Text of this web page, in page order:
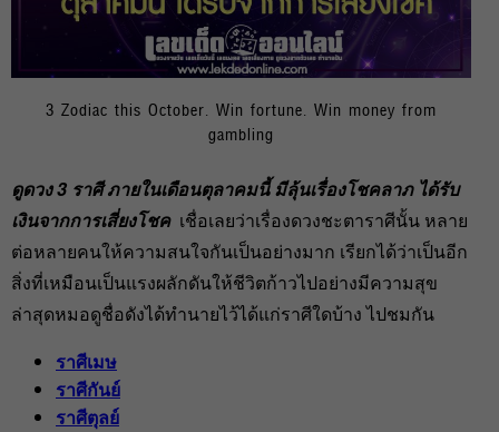
3 Zodiac this October. Win fortune. Win money from
gambling
ดูดวง 3 ราศี ภายในเดือนตุลาคมนี้ มีลุ้นเรื่องโชคลาภ ได้รับ
เงินจากการเสี่ยงโชคเชื่อเลยว่าเรื่องดวงชะตาราศีนั้น หลาย
ต่อหลายคนให้ความสนใจกันเป็นอย่างมาก เรียกได้ว่าเป็นอีก
สิ่งที่เหมือนเป็นแรงผลักดันให้ชีวิตก้าวไปอย่างมีความสุข
ล่าสุดหมอดูชื่อดังได้ทำนายไว้ได้แก่ราศีใดบ้าง ไปชมกัน
ราศีเมษ
ราศีกันย์
ราศีตุลย์